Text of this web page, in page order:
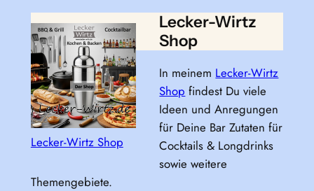
Lecker-Wirtz Shop
Lecker-Wirtz
Shop
In meinem Lecker-Wirtz
Shop findest Du viele
Ideen und Anregungen
für Deine Bar Zutaten für
Cocktails & Longdrinks
sowie weitere
Themengebiete.